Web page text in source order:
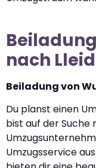
nach
Beiladung von
Du planst einen
bist auf der Suche
Umzugsservice